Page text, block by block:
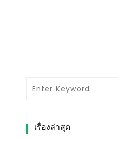
เรื่องล่าสุด